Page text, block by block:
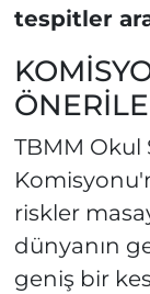
tespitler
TBMM Okul
riskler
dünyanın
geniş bir